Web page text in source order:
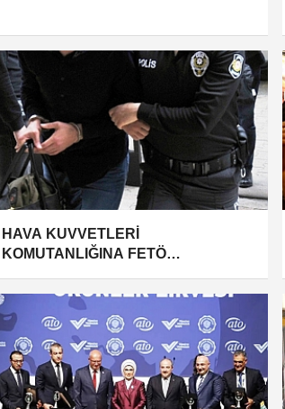
HAVA KUVVETLERİ
KOMUTANLIĞINA FETÖ
KARARI!